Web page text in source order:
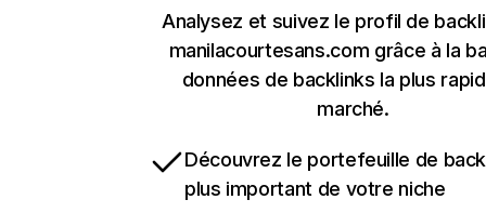
Analysez et suivez le profil de
manilacourtesans.com grâce à la
données de backlinks la plus
marché.
Découvrez le portefeuille de
plus important de votre niche